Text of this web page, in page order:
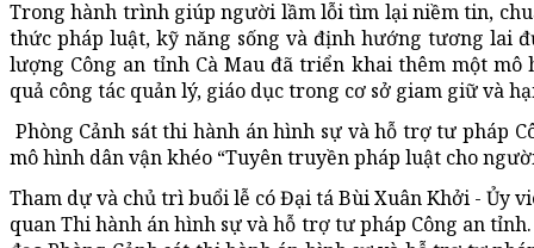
Trong hành trình giúp người lầm lỗi tìm lại niềm tin,
thức pháp luật, kỹ năng sống và định hướng tương lai
lượng Công an tỉnh Cà Mau đã triển khai thêm một
quả công tác quản lý, giáo dục trong cơ sở giam giữ và
Phòng Cảnh sát thi hành án hình sự và hỗ trợ tư pháp
mô hình dân vận khéo “Tuyên truyền pháp luật cho
Tham dự và chủ trì buổi lễ có Đại tá Bùi Xuân Khởi - Ủy
quan Thi hành án hình sự và hỗ trợ tư pháp Công an